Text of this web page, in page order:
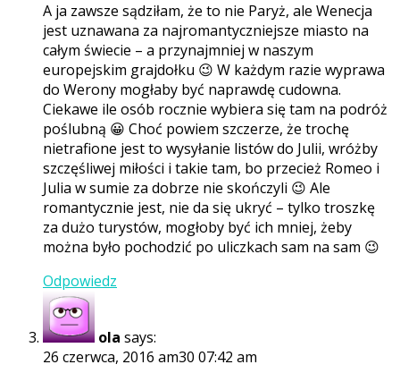
A ja zawsze sądziłam, że to nie Paryż, ale Wenecja
jest uznawana za najromantyczniejsze miasto na
całym świecie – a przynajmniej w naszym
europejskim grajdołku 😉 W każdym razie wyprawa
do Werony mogłaby być naprawdę cudowna.
Ciekawe ile osób rocznie wybiera się tam na podróż
poślubną 😀 Choć powiem szczerze, że trochę
nietrafione jest to wysyłanie listów do Julii, wróżby
szczęśliwej miłości i takie tam, bo przecież Romeo i
Julia w sumie za dobrze nie skończyli 😉 Ale
romantycznie jest, nie da się ukryć – tylko troszkę
za dużo turystów, mogłoby być ich mniej, żeby
można było pochodzić po uliczkach sam na sam 😉
Odpowiedz
ola says:
26 czerwca, 2016 am30 07:42 am